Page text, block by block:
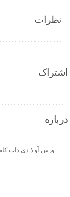
نظرات
اشتراک
درباره